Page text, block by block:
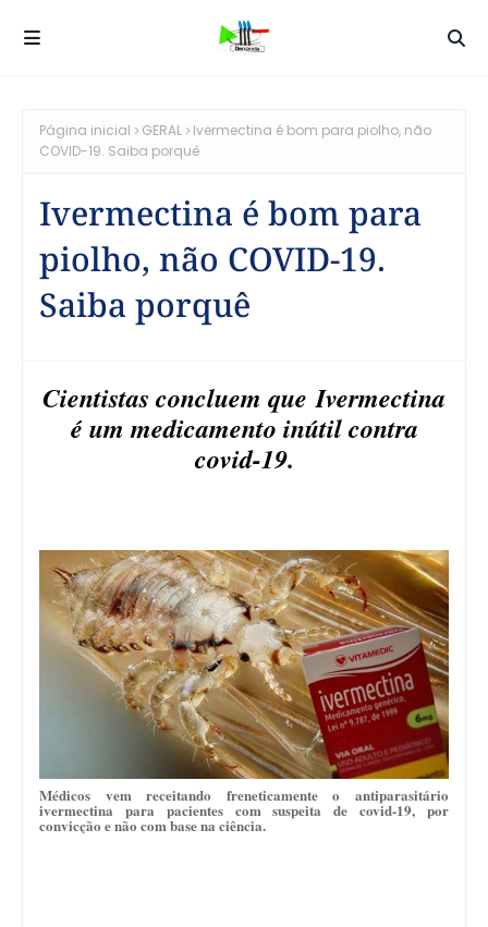
Página inicial GERAL
Ivermectina é bom para piolho, não
COVID-19. Saiba porquê
Ivermectina é bom para
piolho, não COVID-19.
Saiba porquê
Cientistas concluem que Ivermectina
é um medicamento inútil contra
covid-19.
Médicos vem receitando freneticamente o antiparasitário
ivermectina para pacientes com suspeita de covid-19, por
convicção e não com base na ciência.